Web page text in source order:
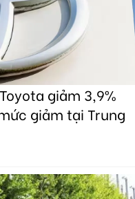
giảm 3,9%
giảm tại Trung